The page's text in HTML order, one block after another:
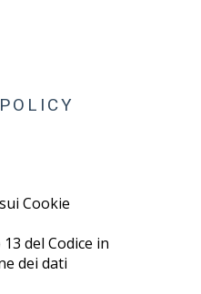
Cookie
del Codice in
dei dati